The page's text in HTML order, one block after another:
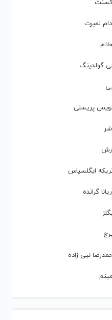
لمبرت
گولدینگ
پریسلی
ایگلسیاس
گرانده
نبی زاده